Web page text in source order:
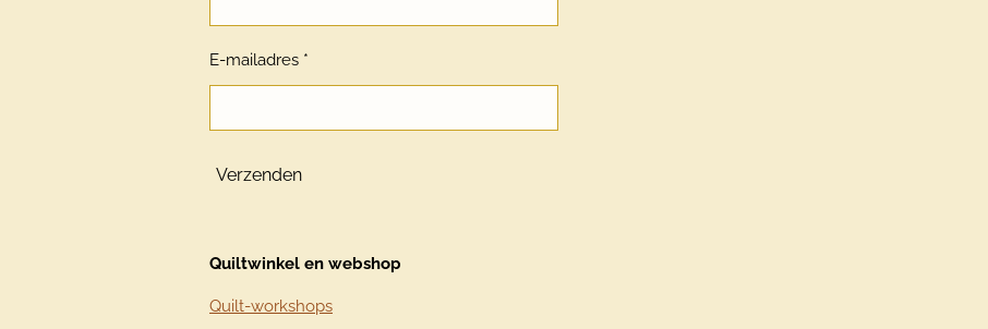
E-mailadres *
Verzenden
Quiltwinkel en webshop
Quilt-workshops